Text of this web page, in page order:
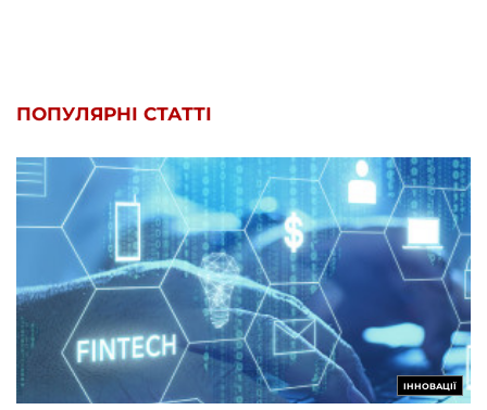
ПОПУЛЯРНІ СТАТТІ
ІННОВАЦІЇ